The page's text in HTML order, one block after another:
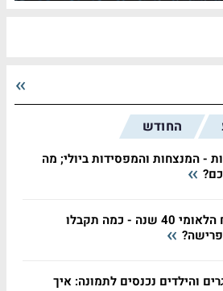
החודש
- המנצחות והמפסידות ביולי; מה
שילמתם לביטוח הלאומי 40 שנה - כמה תקבלו
והילדים נכנסים לתמונה: איך